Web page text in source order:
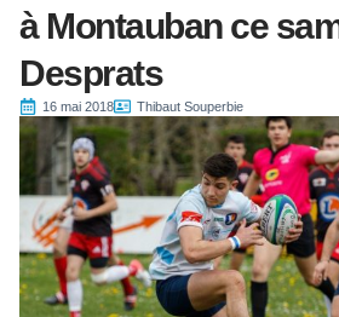
à Montauban ce
Desprats
16 mai 2018 Thibaut Souperbie